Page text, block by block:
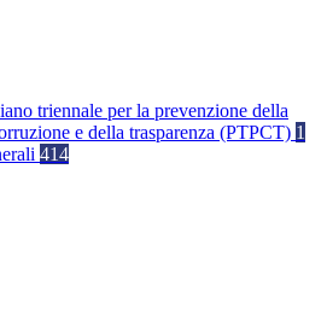
triennale per la prevenzione della
e della trasparenza (PTPCT) 1
414